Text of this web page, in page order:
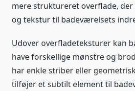
mere struktureret overflade,
og tekstur til badeværelsets
Udover overfladeteksturer kan
have forskellige mønstre og
har enkle striber eller
tilføjer et subtilt element til